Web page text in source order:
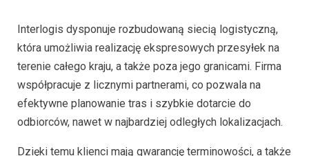
Interlogis dysponuje rozbudowaną siecią logistyczną,
która umożliwia realizację ekspresowych przesyłek na
terenie całego kraju, a także poza jego granicami. Firma
współpracuje z licznymi partnerami, co pozwala na
efektywne planowanie tras i szybkie dotarcie do
odbiorców, nawet w najbardziej odległych lokalizacjach.
Dzięki temu klienci mają gwarancję terminowości, a także